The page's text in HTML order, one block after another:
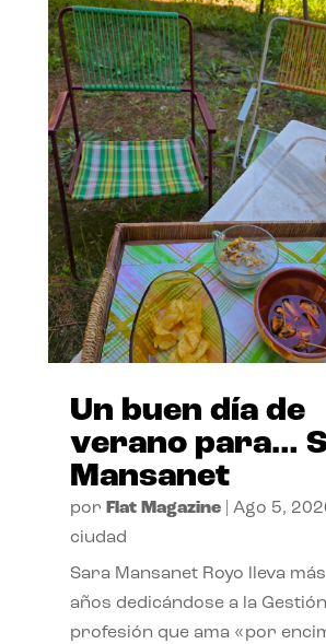
Un buen día de
verano para…
Mansanet
por Flat Magazine| Ago 5,
ciudad
Sara Mansanet Royo lleva
años dedicándose a la
profesión que ama «por